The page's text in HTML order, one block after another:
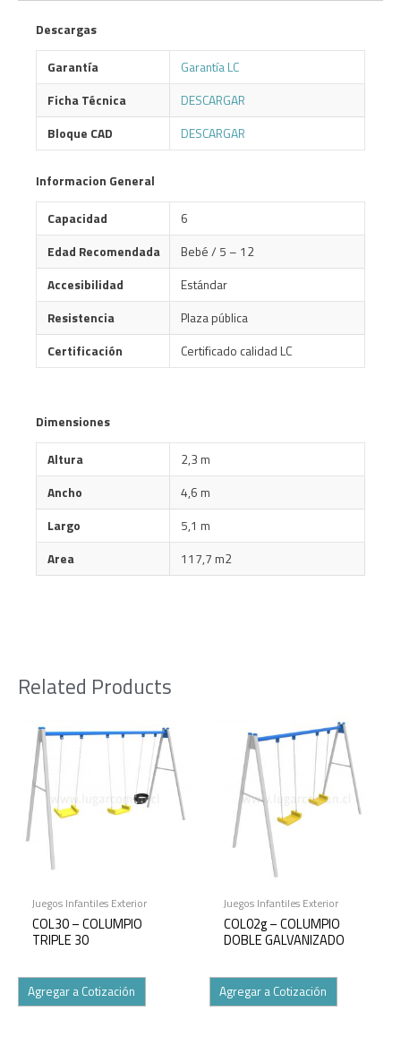
Descargas
Garantía
Garantía LC
Ficha Técnica
DESCARGAR
Bloque CAD
DESCARGAR
Informacion General
Capacidad
6
Edad Recomendada
Bebé / 5 – 12
Accesibilidad
Estándar
Resistencia
Plaza pública
Certificación
Certificado calidad LC
Dimensiones
Altura
2,3 m
Ancho
4,6 m
Largo
5,1 m
Area
117,7 m2
Related Products
Juegos Infantiles Exterior
COL30 – COLUMPIO
TRIPLE 30
Agregar a Cotización
Juegos Infantiles Exterior
COL02g – COLUMPIO
DOBLE GALVANIZADO
Agregar a Cotización